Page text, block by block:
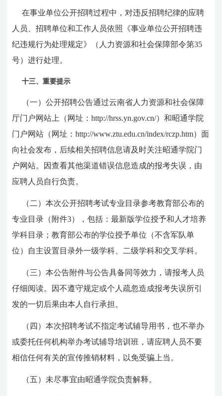
在事业单位公开招聘过程中，对违反招聘纪律的应聘
人员、招聘单位和工作人员依照《事业单位公开招聘违
纪违规行为处理规定》（人力资源和社会保障部令第35
号）进行处理。
十三、重要提示
（一）公开招聘公告通过云南省人力资源和社会保障
厅门户网站上（网址：http://hrss.yn.gov.cn/）和昭通学院
门户网站（网址：http://www.ztu.edu.cn/index/rczp.htm）面
向社会发布，后续相关招聘信息请及时关注昭通学院门
户网站。因查看其他渠道错误信息造成的报考失误，由
应聘人员自行负责。
（二）本次公开招聘考试专业目录参考教育部公布的
专业目录（附件3），包括：最新版学位授予和人才培养
学科目录；教育部公布的学位授予单位（不含军队单
位）自主设置目录外一级学科、二级学科和交叉学科。
（三）本公告附件与公告具备同等效力，请报考人员
仔细阅读。因不遵守规定或个人疏忽造成报考失误所引
发的一切后果由本人自行承担。
（四）本次招聘考试不指定考试辅导用书，也不举办
或委托任何机构举办考试辅导培训班，请应聘人员不要
相信任何有关的宣传推销材料，以免受骗上当。
（五）未尽事宜由昭通学院负责解释。